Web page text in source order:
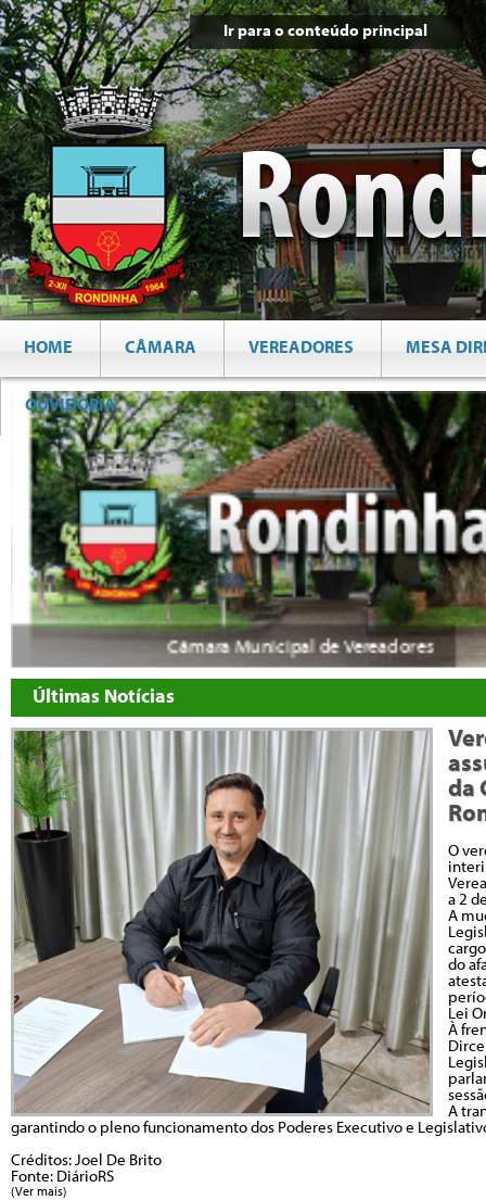
Ir para o conteúdo principal
HOME CÂMARA VEREADORES MESA
OUVIDORIA
Câmara Municipal de Vereadores
Últimas Notícias
da
O
a 2
A
do
Lei
À
A
garantindo o pleno funcionamento dos Poderes Executivo e
Créditos: Joel De Brito
Fonte: DiárioRS
(Ver mais)